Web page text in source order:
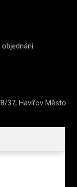
37, Havířov Město